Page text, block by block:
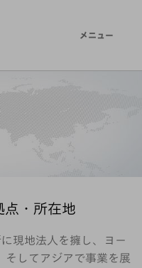
メニュー
点・所在地
現地法人を擁し、ヨー
そしてアジアで事業を展